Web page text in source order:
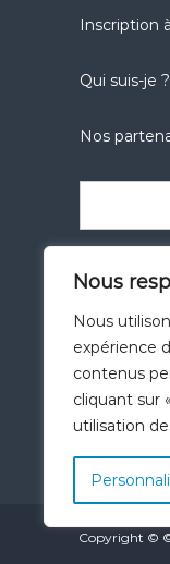
Nous
Nous
expérience
contenus
cliquant sur
utilisation
Inscription
Qui suis-je ?
Nos
Copyright ©